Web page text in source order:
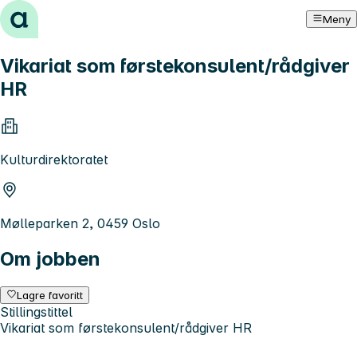
Hopp til innhold Meny
Vikariat som førstekonsulent/rådgiver
HR
Kulturdirektoratet
Mølleparken 2, 0459 Oslo
Om jobben
Lagre favoritt
Stillingstittel
Vikariat som førstekonsulent/rådgiver HR